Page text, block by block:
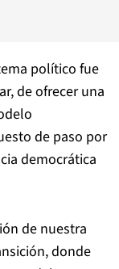
político fue
de ofrecer una
de paso por
democrática
de nuestra
donde